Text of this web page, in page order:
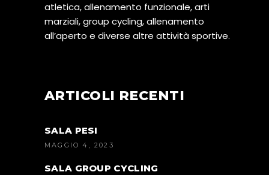
atletica, allenamento funzionale, arti
marziali, group cycling, allenamento
all’aperto e diverse altre attività sportive.
ARTICOLI RECENTI
SALA PESI
MAGGIO 4, 2023
SALA GROUP CYCLING